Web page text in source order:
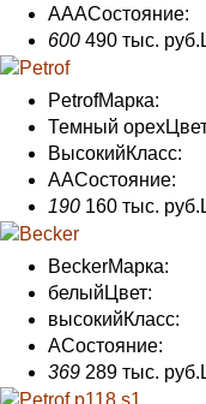
AAAСостояние:
600 490 тыс. руб.
PetrofМарка:
Темный орех
ВысокийКласс:
AAСостояние:
190 160 тыс. руб.
BeckerМарка:
белый Цвет:
высокийКласс:
АСостояние:
369 289 тыс. руб.